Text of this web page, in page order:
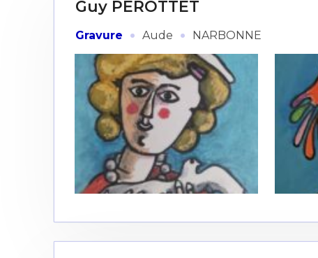
Adresse email*
Guy PEROTTET
Gravure · Aude · NARBONNE